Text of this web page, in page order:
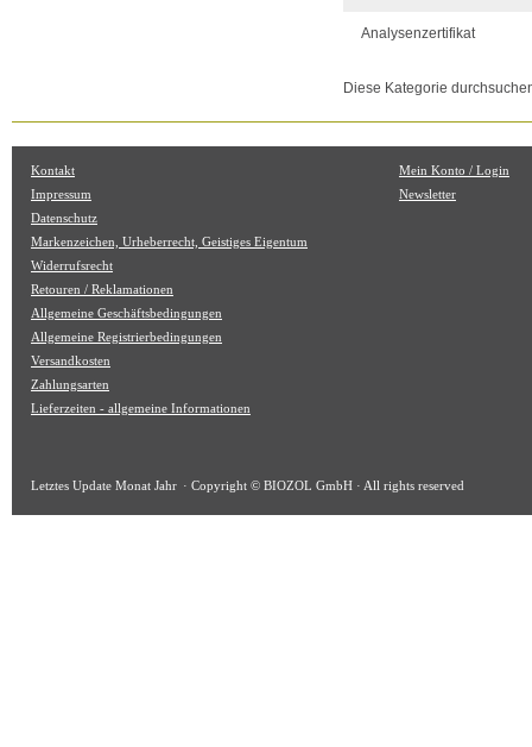
Analysenzertifikat
Diese Kategorie
Kontakt
Impressum
Datenschutz
Markenzeichen, Urheberrecht, Geistiges Eigentum
Widerrufsrecht
Retouren / Reklamationen
Allgemeine Geschäftsbedingungen
Allgemeine Registrierbedingungen
Versandkosten
Zahlungsarten
Lieferzeiten - allgemeine Informationen
Mein Konto / Login
Newsletter
Letztes Update Monat Jahr · Copyright © BIOZOL GmbH · All rights reserved